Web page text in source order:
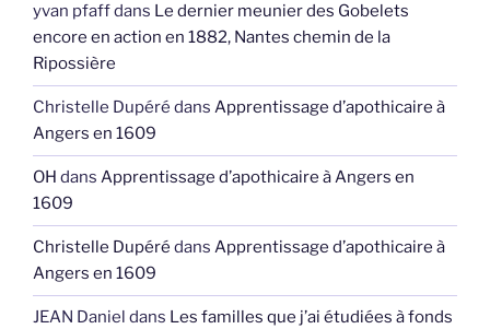
yvan pfaffdans Le dernier meunier des Gobelets
encore en action en 1882, Nantes chemin de la
Ripossière
Christelle Dupéré dans Apprentissage d’apothicaire à
Angers en 1609
OH dans Apprentissage d’apothicaire à Angers en
1609
Christelle Dupéré dans Apprentissage d’apothicaire à
Angers en 1609
JEAN Daniel dans Les familles que j’ai étudiées à fonds